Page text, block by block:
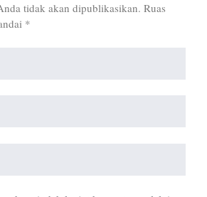
tidak akan dipublikasikan. Ruas
*